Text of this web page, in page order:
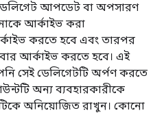
আপডেট বা অপসারণ
আর্কাইভ করা
করতে হবে এবং তারপর
আর্কাইভ করতে হবে। এই
সেই ডেলিগেটটি অর্পণ করতে
অন্য ব্যবহারকারীকে
অনিয়োজিত রাখুন। কোনো